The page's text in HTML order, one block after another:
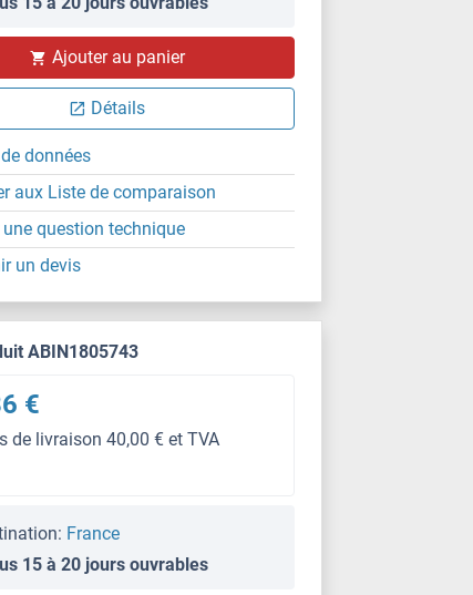
Ajouter au panier
Détails
données
aux Liste de comparaison
une question technique
un devis
ABIN1805743
€
de livraison 40,00 € et TVA
France
15 à 20 jours ouvrables